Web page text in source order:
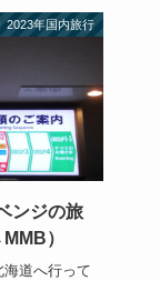
2023年国内旅行
ンジの旅
）
道へ行って